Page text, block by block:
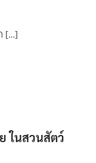
[…]
ในสวนสัตว์